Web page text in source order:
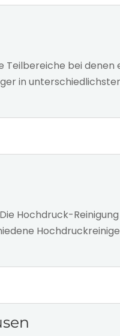
Teilbereiche bei
in
Hochdruck-